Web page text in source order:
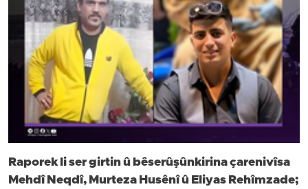
Raporek li ser girtin û bêserûşûnkirina çarenivîsa
Mehdî Neqdî, Murteza Husênî û Eliyas Rehîmzade;